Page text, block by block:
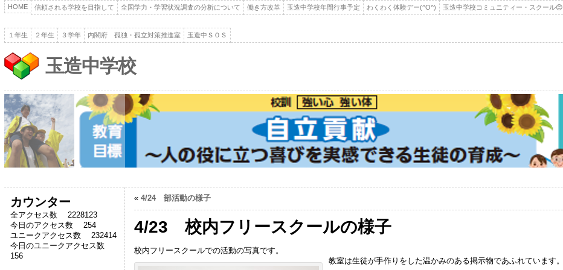
HOME 信頼される学校を目指して 全国学力・学習状況調査の分析について 働き方改革 玉造中学校年間行事予定 わくわく体験デー(^O^) 玉造中学校コミュニティー・スクール😊
１年生
２年生 ３学年 内閣府 孤独・孤立対策推進室 玉造中ＳＯＳ
玉造中学校
カウンター
全アクセス数 2228123
今日のアクセス数 254
ユニークアクセス数 232414
今日のユニークアクセス数
156
« 4/24 部活動の様子
4/23 校内フリースクールの様子
校内フリースクールでの活動の写真です。
教室は生徒が手作りをした温かみのある掲示物であふれています。